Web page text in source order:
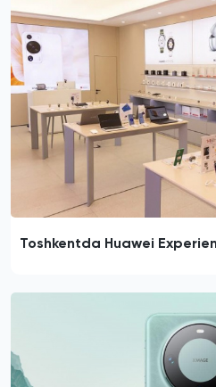
Toshkentda Huawei